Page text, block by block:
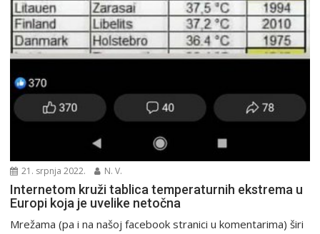
21. srpnja 2022. N. V.
Internetom kruži tablica temperaturnih ekstrema u
Europi koja je uvelike netočna
Mrežama (pa i na našoj facebook stranici u komentarima) širi